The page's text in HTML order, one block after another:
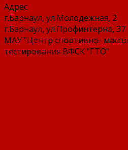
Адрес:
г.Барнаул, ул.Молодежная, 2
г.Барнаул, ул.Профинтерна, 37
МАУ "Центр спортивно-
тестирования ВФСК "ГТО"